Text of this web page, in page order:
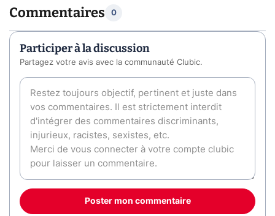
Commentaires 0
Participer à la discussion
Partagez votre avis avec la communauté Clubic.
Poster mon commentaire